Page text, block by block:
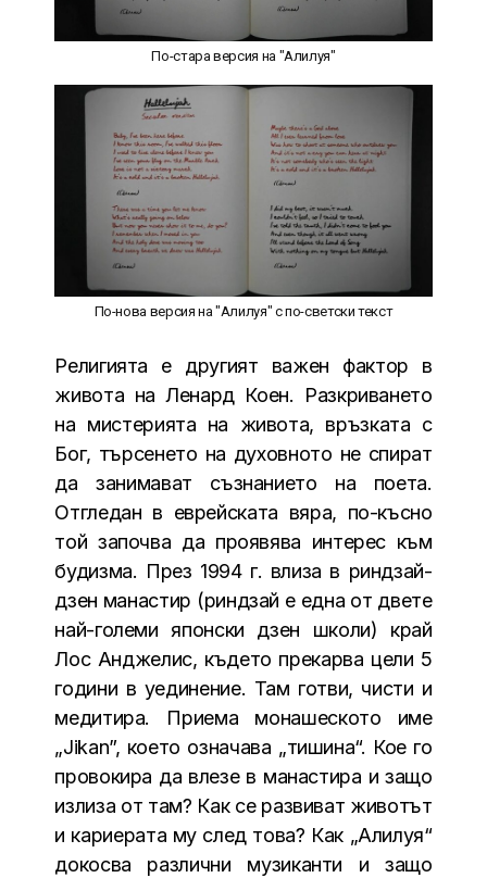
По-стара версия на "Алилуя"
По-нова версия на "Алилуя" с по-светски текст
Религията е другият важен фактор в
живота на Ленард Коен. Разкриването
на мистерията на живота, връзката с
Бог, търсенето на духовното не спират
да занимават съзнанието на поета.
Отгледан в еврейската вяра, по-късно
той започва да проявява интерес към
будизма. През 1994 г. влиза в риндзай-
дзен манастир (риндзай е една от двете
най-големи японски дзен школи) край
Лос Анджелис, където прекарва цели 5
години в уединение. Там готви, чисти и
медитира. Приема монашеското име
„Jikan”, което означава „тишина“. Кое го
провокира да влезе в манастира и защо
излиза от там? Как се развиват животът
и кариерата му след това? Как „Алилуя“
докосва различни музиканти и защо